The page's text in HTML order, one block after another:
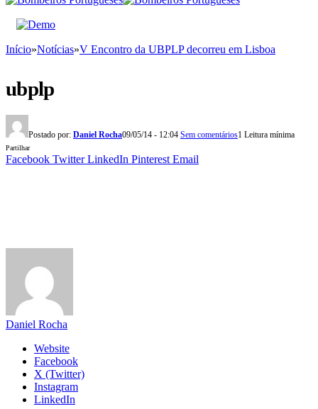
Início»Notícias»V Encontro da UBPLP decorreu em Lisboa
ubplp
Postado por: Daniel Rocha09/05/14 - 12:04 Sem comentários1 Leitura mínima
Partilhar
Facebook Twitter LinkedIn Pinterest Email
Daniel Rocha
Website
Facebook
X (Twitter)
Instagram
LinkedIn